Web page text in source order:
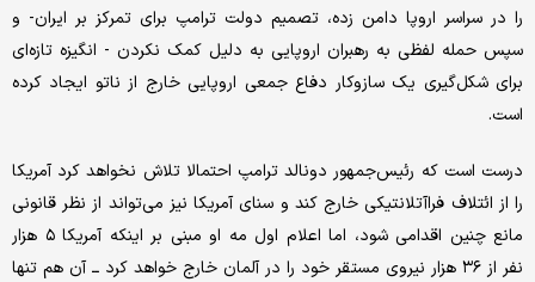
را در سراسر اروپا دامن زده، تصمیم دولت ترامپ برای تمرکز بر ایران- و
سپس حمله لفظی به رهبران اروپایی به دلیل کمک نکردن - انگیزه تازه‌ای
برای شکل‌گیری یک سازوکار دفاع جمعی اروپایی خارج از ناتو ایجاد کرده
است.
درست است که رئیس‌جمهور دونالد ترامپ احتمالا تلاش نخواهد کرد آمریکا
را از ائتلاف فراآتلانتیکی خارج کند و سنای آمریکا نیز می‌تواند از نظر قانونی
مانع چنین اقدامی شود، اما اعلام اول مه او مبنی بر اینکه آمریکا ۵ هزار
نفر از ۳۶ هزار نیروی مستقر خود را در آلمان خارج خواهد کرد ــ آن هم تنها